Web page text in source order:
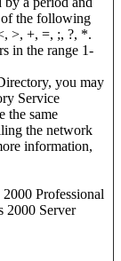
of the following
>, +, =, ;, ?, *.
in the range 1-
you may
Service
the same
the network
information,
Professional
2000 Server